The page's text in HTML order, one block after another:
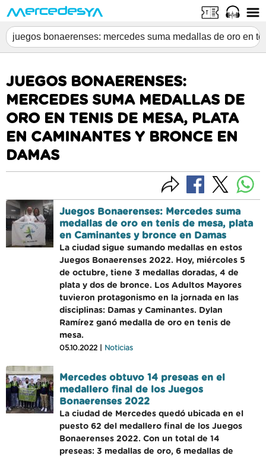
JUEGOS BONAERENSES:
MERCEDES SUMA MEDALLAS DE
ORO EN TENIS DE MESA, PLATA
EN CAMINANTES Y BRONCE EN
DAMAS
Juegos Bonaerenses: Mercedes suma
medallas de oro en tenis de mesa, plata
en Caminantes y bronce en Damas
La ciudad sigue sumando medallas en estos
Juegos Bonaerenses 2022. Hoy, miércoles 5
de octubre, tiene 3 medallas doradas, 4 de
plata y dos de bronce. Los Adultos Mayores
tuvieron protagonismo en la jornada en las
disciplinas: Damas y Caminantes. Dylan
Ramírez ganó medalla de oro en tenis de
mesa.
05.10.2022 | Noticias
Mercedes obtuvo 14 preseas en el
medallero final de los Juegos
Bonaerenses 2022
La ciudad de Mercedes quedó ubicada en el
puesto 62 del medallero final de los Juegos
Bonaerenses 2022. Con un total de 14
preseas: 3 medallas de oro, 6 medallas de